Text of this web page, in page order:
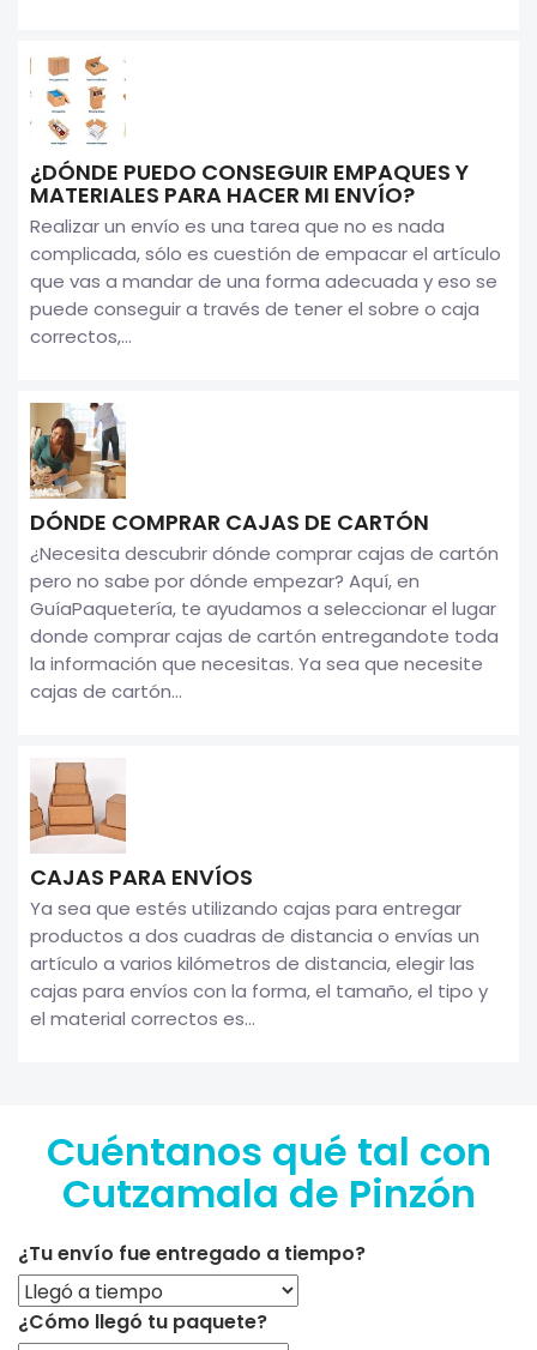
¿DÓNDE PUEDO CONSEGUIR EMPAQUES Y
MATERIALES PARA HACER MI ENVÍO?
Realizar un envío es una tarea que no es nada
complicada, sólo es cuestión de empacar el artículo
que vas a mandar de una forma adecuada y eso se
puede conseguir a través de tener el sobre o caja
correctos,...
DÓNDE COMPRAR CAJAS DE CARTÓN
¿Necesita descubrir dónde comprar cajas de cartón
pero no sabe por dónde empezar? Aquí, en
GuíaPaquetería, te ayudamos a seleccionar el lugar
donde comprar cajas de cartón entregandote toda
la información que necesitas. Ya sea que necesite
cajas de cartón...
CAJAS PARA ENVÍOS
Ya sea que estés utilizando cajas para entregar
productos a dos cuadras de distancia o envías un
artículo a varios kilómetros de distancia, elegir las
cajas para envíos con la forma, el tamaño, el tipo y
el material correctos es...
Cuéntanos qué tal con
Cutzamala de Pinzón
¿Tu envío fue entregado a tiempo?
¿Cómo llegó tu paquete?